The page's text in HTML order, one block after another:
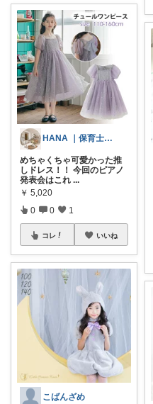
HANA ｜保育士ママの子育てroom
めちゃくちゃ可愛かった推
しドレス！！ 今回のピアノ
発表会はこれ ...
￥ 5,020
0 0 1
コレ いいね
こばんざめ